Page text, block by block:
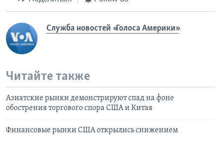
Служба новостей «Голоса Америки»
Читайте также
Азиатские рынки демонстрируют спад на фоне
обострения торгового спора США и Китая
Финансовые рынки США открылись снижением